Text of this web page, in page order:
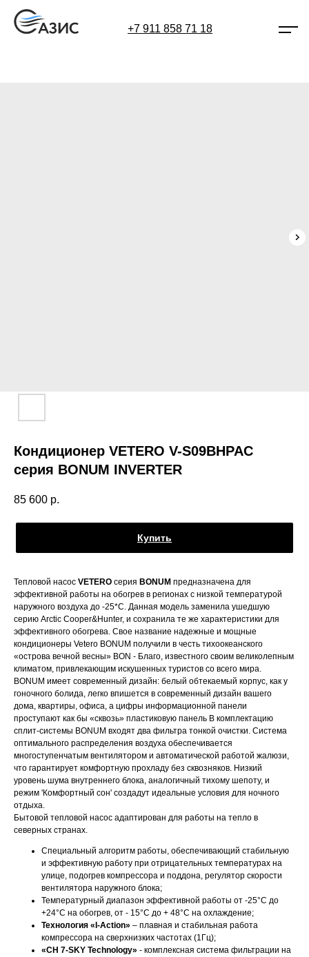
+7 911 858 71 18
Кондиционер VETERO V-S09BHPAC
серия BONUM INVERTER
85 600 р.
Купить
Тепловой насос VETERO серия BONUM предназначена для
эффективной работы на обогрев в регионах с низкой температурой
наружного воздуха до -25*С. Данная модель заменила ушедшую
серию Arctic Cooper&Hunter, и сохранила те же характеристики для
эффективного обогрева. Свое название надежные и мощные
кондиционеры Vetero BONUM получили в честь тихоокеанского
«острова вечной весны» BON - Благо, известного своим великолепным
климатом, привлекающим искушенных туристов со всего мира.
BONUM имеет современный дизайн: белый обтекаемый корпус, как у
гоночного болида, легко впишется в современный дизайн вашего
дома, квартиры, офиса, а цифры информационной панели
проступают как бы «сквозь» пластиковую панель В комплектацию
сплит-системы BONUM входят два фильтра тонкой очистки. Система
оптимального распределения воздуха обеспечивается
многоступенчатым вентилятором и автоматической работой жалюзи,
что гарантирует комфортную прохладу без сквозняков. Низкий
уровень шума внутреннего блока, аналогичный тихому шепоту, и
режим 'Комфортный сон' создадут идеальные условия для ночного
отдыха.
Бытовой тепловой насос адаптирован для работы на тепло в
северных странах.
Специальный алгоритм работы, обеспечивающий стабильную
и эффективную работу при отрицательных температурах на
улице, подогрев компрессора и поддона, регулятор скорости
вентилятора наружного блока;
Температурный диапазон эффективной работы от -25°С до
+24°С на обогрев, от - 15°С до + 48°С на охлаждение;
Технология «I-Action» – плавная и стабильная работа
компрессора на сверхнизких частотах (1Гц);
«CH 7-SKY Technology» - комплексная система фильтрации на